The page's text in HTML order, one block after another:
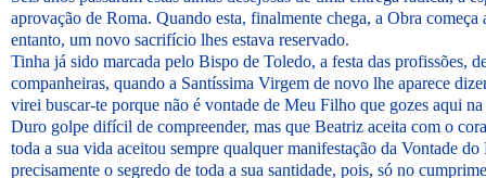
aprovação de Roma. Quando esta, finalmente chega, a Obra
entanto, um novo sacrifício lhes estava reservado.
Tinha já sido marcada pelo Bispo de Toledo, a festa das profissões,
companheiras, quando a Santíssima Virgem de novo lhe aparece
virei buscar-te porque não é vontade de Meu Filho que gozes aqui na
Duro golpe difícil de compreender, mas que Beatriz aceita com o
toda a sua vida aceitou sempre qualquer manifestação da Vontade
precisamente o segredo de toda a sua santidade, pois, só no